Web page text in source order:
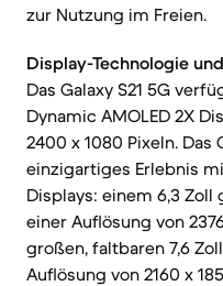
zur Nutzung im Freien.
Display-Technologie
Das Galaxy S21 5G
Dynamic AMOLED 2X
2400 x 1080 Pixeln. Das
einzigartiges Erlebnis
Displays: einem 6,3
einer Auflösung von
großen, faltbaren 7,6
Auflösung von 2160 x